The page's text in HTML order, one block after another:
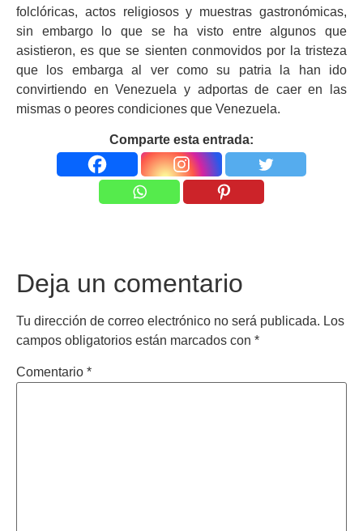
folclóricas, actos religiosos y muestras gastronómicas,
sin embargo lo que se ha visto entre algunos que
asistieron, es que se sienten conmovidos por la tristeza
que los embarga al ver como su patria la han ido
convirtiendo en Venezuela y adportas de caer en las
mismas o peores condiciones que Venezuela.
Comparte esta entrada:
Deja un comentario
Tu dirección de correo electrónico no será publicada. Los
campos obligatorios están marcados con *
Comentario *